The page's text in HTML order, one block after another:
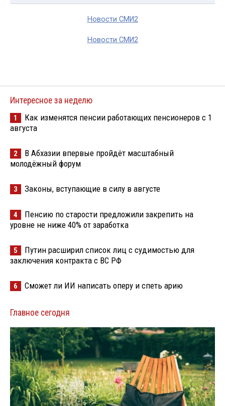
Новости СМИ2
Новости СМИ2
Интересное за неделю
1
Как изменятся пенсии работающих пенсионеров с 1
августа
2
В Абхазии впервые пройдёт масштабный
молодёжный форум
3 Законы, вступающие в силу в августе
4
Пенсию по старости предложили закрепить на
уровне не ниже 40% от заработка
5
Путин расширил список лиц с судимостью для
заключения контракта с ВС РФ
6 Сможет ли ИИ написать оперу и спеть арию
Главное сегодня